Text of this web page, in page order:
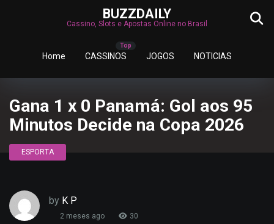
BUZZDAILY
Cassino, Slots e Apostas Online no Brasil
Home CASSINOS JOGOS NOTICIAS
Gana 1 x 0 Panamá: Gol aos 95
Minutos Decide na Copa 2026
ESPORTA
by K P
2 meses ago 30